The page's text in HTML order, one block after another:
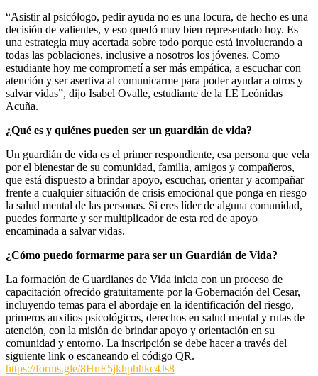
“Asistir al psicólogo, pedir ayuda no es una locura, de hecho es una
decisión de valientes, y eso quedó muy bien representado hoy. Es
una estrategia muy acertada sobre todo porque está involucrando a
todas las poblaciones, inclusive a nosotros los jóvenes. Como
estudiante hoy me comprometí a ser más empática, a escuchar con
atención y ser asertiva al comunicarme para poder ayudar a otros y
salvar vidas”, dijo Isabel Ovalle, estudiante de la I.E Leónidas
Acuña.
¿Qué es y quiénes pueden ser un guardián de vida?
Un guardián de vida es el primer respondiente, esa persona que vela
por el bienestar de su comunidad, familia, amigos y compañeros,
que está dispuesto a brindar apoyo, escuchar, orientar y acompañar
frente a cualquier situación de crisis emocional que ponga en riesgo
la salud mental de las personas. Si eres líder de alguna comunidad,
puedes formarte y ser multiplicador de esta red de apoyo
encaminada a salvar vidas.
¿Cómo puedo formarme para ser un Guardián de Vida?
La formación de Guardianes de Vida inicia con un proceso de
capacitación ofrecido gratuitamente por la Gobernación del Cesar,
incluyendo temas para el abordaje en la identificación del riesgo,
primeros auxilios psicológicos, derechos en salud mental y rutas de
atención, con la misión de brindar apoyo y orientación en su
comunidad y entorno. La inscripción se debe hacer a través del
siguiente link o escaneando el código QR.
https://forms.gle/8HnE5jkhphhkc4Js8